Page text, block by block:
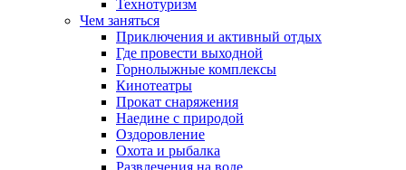
Технотуризм
Чем заняться
Приключения и активный отдых
Где провести выходной
Горнолыжные комплексы
Кинотеатры
Прокат снаряжения
Наедине с природой
Оздоровление
Охота и рыбалка
Развлечения на воде